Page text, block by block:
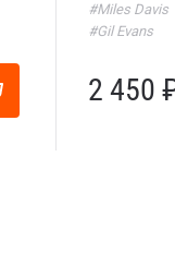
#Miles Davis
#Gil Evans
2 450